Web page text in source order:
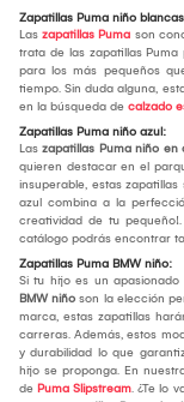
Zapatillas Puma niño
Las zapatillas Puma son
trata de las zapatillas
para los más pequeños
tiempo. Sin duda alguna,
en la búsqueda de calzado
Zapatillas Puma niño azul:
Las zapatillas Puma niño en
quieren destacar en el
insuperable, estas
azul combina a la
creatividad de tu
catálogo podrás encontrar
Zapatillas Puma BMW niño:
Si tu hijo es un
BMW niño son la elección
marca, estas zapatillas
carreras. Además, estos
y durabilidad lo que
hijo se proponga. En
de Puma Slipstream. ¿Te lo